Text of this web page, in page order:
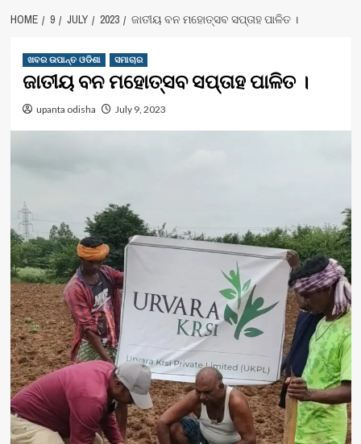
HOME 9 JULY 2023 ଜାତୀୟ ବନ ମହୋତ୍ସବ ସପ୍ତାହ ପାଳିତ ।
ଖବର ଉପାନ୍ତ ଓଡିଶା ସମାଚାର
ଜାତୀୟ ବନ ମହୋତ୍ସବ ସପ୍ତାହ ପାଳିତ ।
upanta odisha July 9, 2023